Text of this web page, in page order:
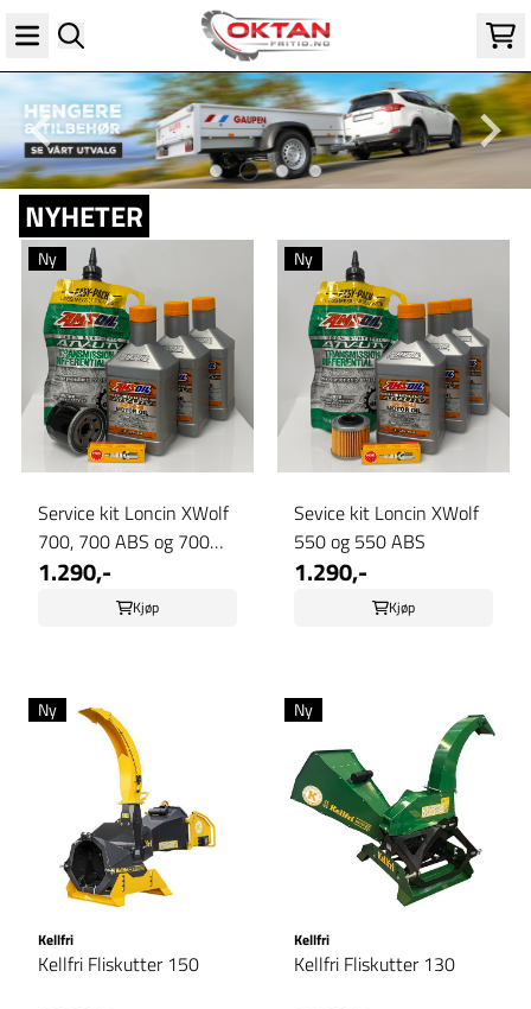
Hopp til innhold
NYHETER
Ny
Service kit Loncin XWolf
700, 700 ABS og 700
MUD
1.290,-
Kjøp
Ny
Sevice kit Loncin XWolf
550 og 550 ABS
1.290,-
Kjøp
Ny
Kellfri
Kellfri Fliskutter 150
Ny
Kellfri
Kellfri Fliskutter 130